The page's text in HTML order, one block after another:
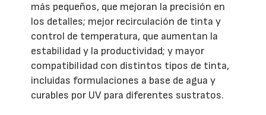
más pequeños, que mejoran la precisión en
los detalles; mejor recirculación de tinta y
control de temperatura, que aumentan la
estabilidad y la productividad; y mayor
compatibilidad con distintos tipos de tinta,
incluidas formulaciones a base de agua y
curables por UV para diferentes sustratos.